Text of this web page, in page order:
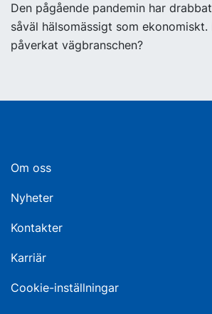
Den pågående pandemin har
såväl hälsomässigt som ekonomiskt.
påverkat vägbranschen?
Om oss
Nyheter
Kontakter
Karriär
Cookie-inställningar